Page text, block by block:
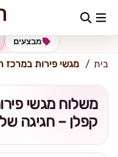
כתובת למשלוח הזינו כתובת
מבצעים
בית מגשי פירות במרכז
משלוח מגשי
קפלן – חגיגה